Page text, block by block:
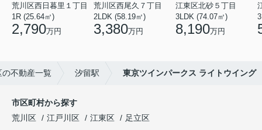
荒川区西日暮里１丁目
1R (25.64㎡)
2,790万円
荒川区西尾久７丁目
2LDK (58.19㎡)
3,380万円
江東区北砂５丁目
3LDK (74.07㎡)
8,190万円
の不動産一覧 汐留駅 東京ツインパークス ライトウイング
市区町村から探す
荒川区
江戸川区 江東区
足立区